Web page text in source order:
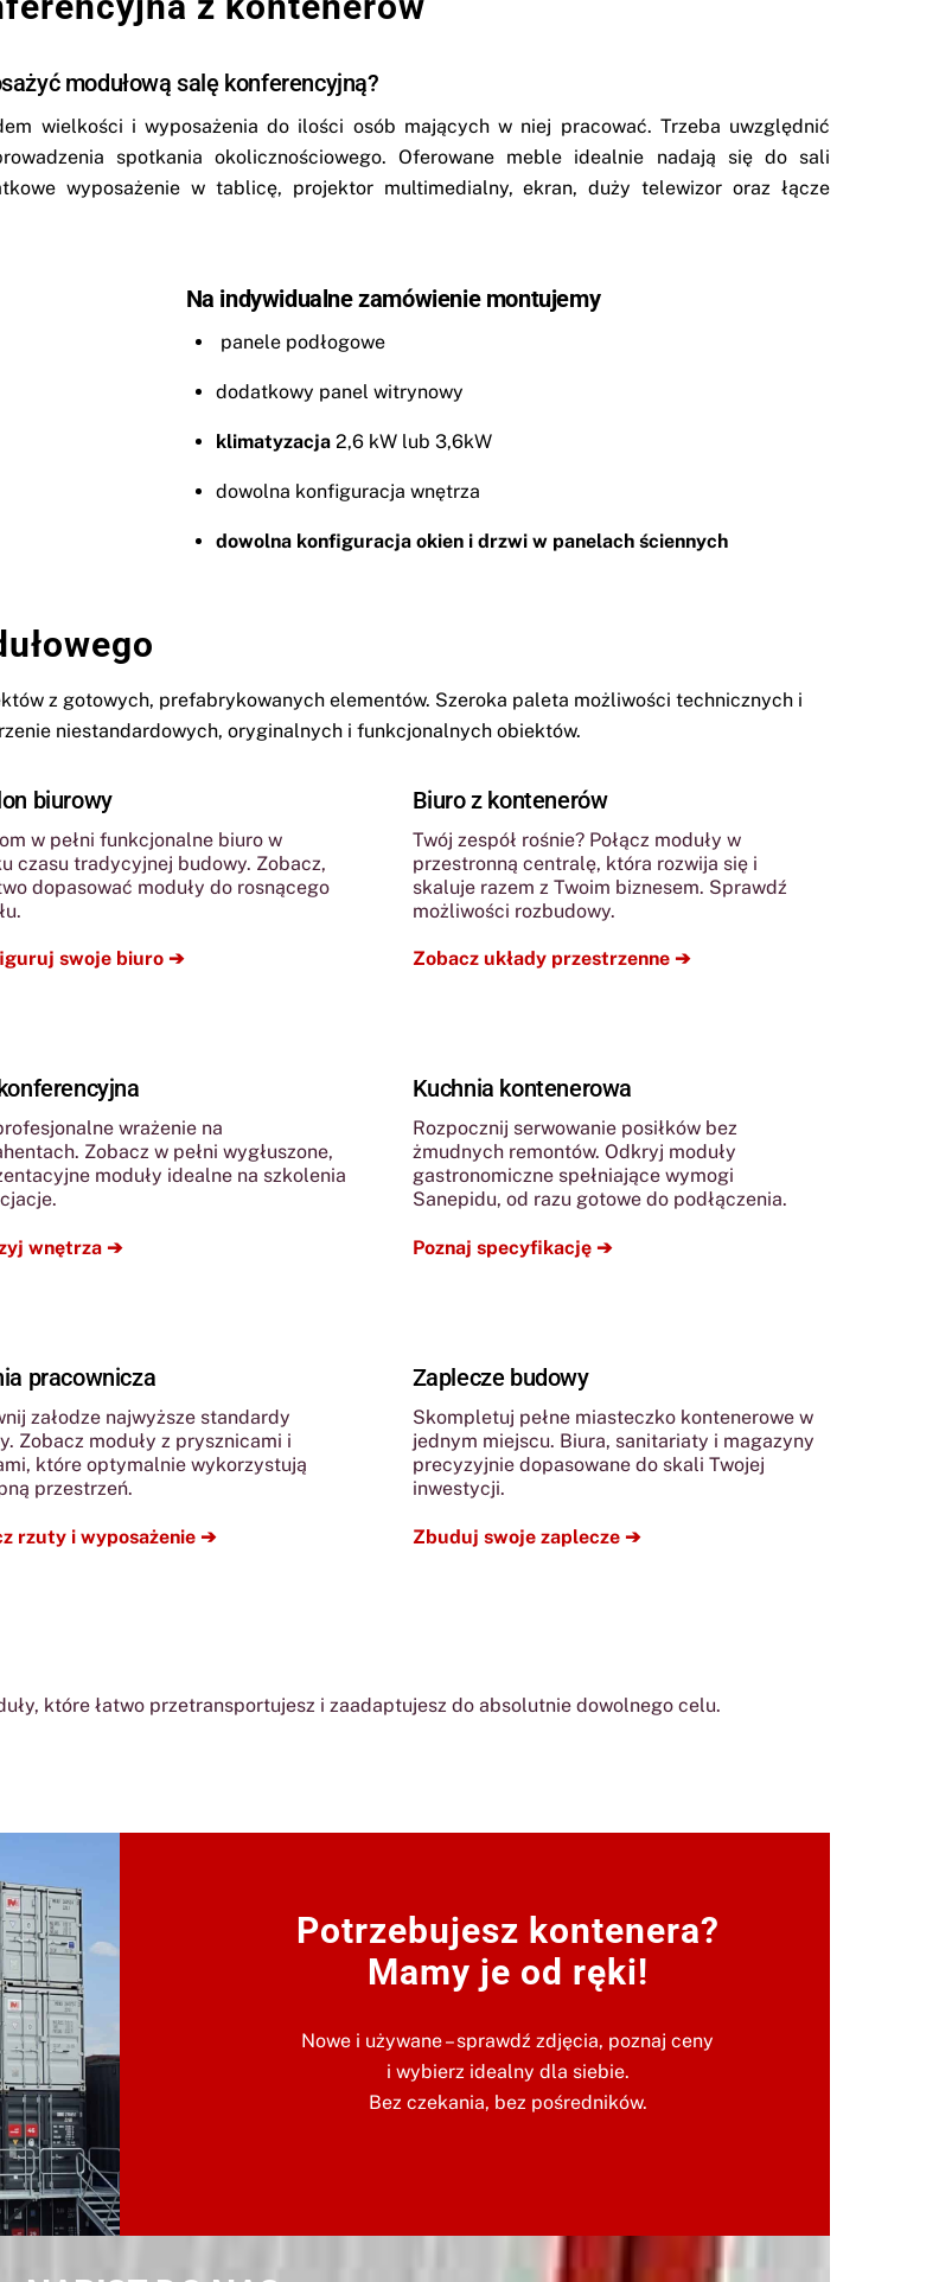
modułową salę konferencyjną?
wielkości i wyposażenia do ilości osób mających w niej pracować. Trzeba uwzględnić
spotkania okolicznościowego. Oferowane meble idealnie nadają się do sali
wyposażenie w tablicę, projektor multimedialny, ekran, duży telewizor oraz łącze
Na indywidualne zamówienie montujemy
panele podłogowe
dodatkowy panel witrynowy
klimatyzacja 2,6 kW lub 3,6kW
dowolna konfiguracja wnętrza
dowolna konfiguracja okien i drzwi w panelach ściennych
z gotowych, prefabrykowanych elementów. Szeroka paleta możliwości technicznych i
niestandardowych, oryginalnych i funkcjonalnych obiektów.
biurowy
w pełni funkcjonalne biuro w
czasu tradycyjnej budowy. Zobacz,
dopasować moduły do rosnącego
swoje biuro ➔
Biuro z kontenerów
Twój zespół rośnie? Połącz moduły w
przestronną centralę, która rozwija się i
skaluje razem z Twoim biznesem. Sprawdź
możliwości rozbudowy.
Zobacz układy przestrzenne ➔
wrażenie na
Zobacz w pełni wygłuszone,
moduły idealne na szkolenia
wnętrza ➔
Kuchnia kontenerowa
Rozpocznij serwowanie posiłków bez
żmudnych remontów. Odkryj moduły
gastronomiczne spełniające wymogi
Sanepidu, od razu gotowe do podłączenia.
Poznaj specyfikację ➔
pracownicza
załodze najwyższe standardy
Zobacz moduły z prysznicami i
które optymalnie wykorzystują
przestrzeń.
rzuty i wyposażenie ➔
Zaplecze budowy
Skompletuj pełne miasteczko kontenerowe w
jednym miejscu. Biura, sanitariaty i magazyny
precyzyjnie dopasowane do skali Twojej
inwestycji.
Zbuduj swoje zaplecze ➔
które łatwo przetransportujesz i zaadaptujesz do absolutnie dowolnego celu.
Potrzebujesz kontenera?
Mamy je od ręki!
Nowe i używane – sprawdź zdjęcia, poznaj ceny
i wybierz idealny dla siebie.
Bez czekania, bez pośredników.